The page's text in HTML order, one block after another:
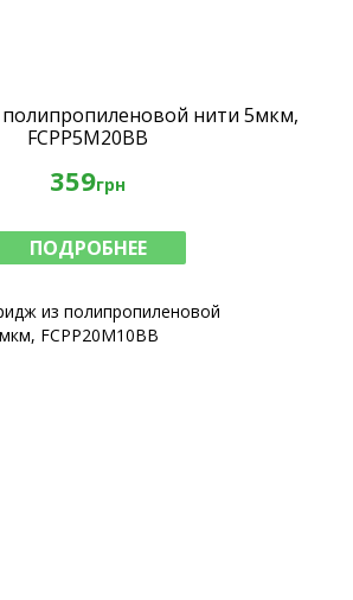
нити 5мкм,
FCPP5M20BB
359грн
ПОДРОБНЕЕ